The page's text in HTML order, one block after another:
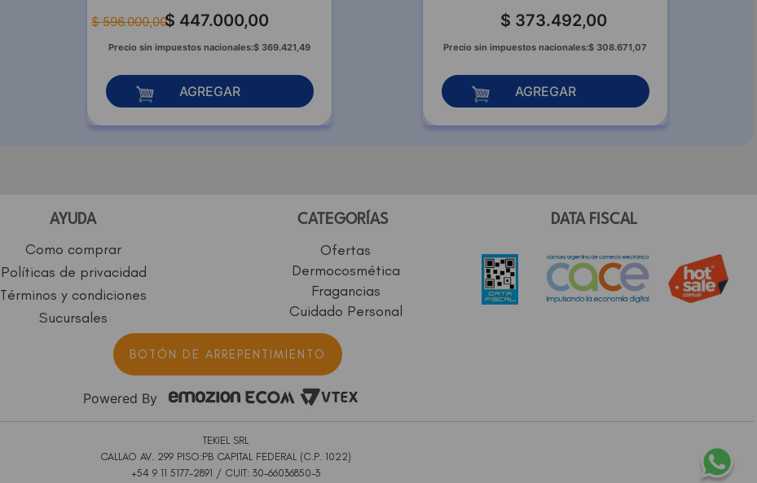
$ 596.000,00$ 447.000,00
Precio sin impuestos nacionales:$ 369.421,49
AGREGAR
$ 373.492,00
Precio sin impuestos nacionales:$ 308.671,07
AGREGAR
AYUDA
Como comprar
Políticas de privacidad
Términos y condiciones
Sucursales
CATEGORÍAS
Ofertas
Dermocosmética
Fragancias
Cuidado Personal
DATA FISCAL
BOTÓN DE ARREPENTIMIENTO
Powered By
TEKIEL SRL
CALLAO AV. 299 PISO:PB CAPITAL FEDERAL (C.P. 1022)
+54 9 11 5177-2891 / CUIT: 30-66036850-3